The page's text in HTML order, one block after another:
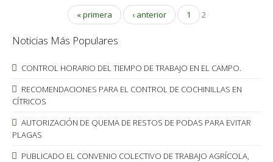
« primera ‹ anterior 1 2
Noticias Más Populares
CONTROL HORARIO DEL TIEMPO DE TRABAJO EN EL CAMPO.
RECOMENDACIONES PARA EL CONTROL DE COCHINILLAS EN
CÍTRICOS
AUTORIZACIÓN DE QUEMA DE RESTOS DE PODAS PARA EVITAR
PLAGAS
PUBLICADO EL CONVENIO COLECTIVO DE TRABAJO AGRÍCOLA,